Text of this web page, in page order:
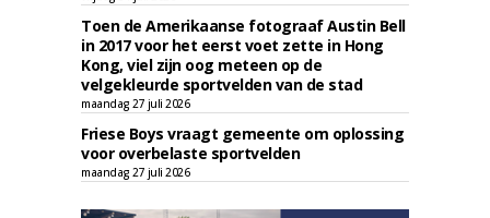
Toen de Amerikaanse fotograaf Austin Bell
in 2017 voor het eerst voet zette in Hong
Kong, viel zijn oog meteen op de
velgekleurde sportvelden van de stad
maandag 27 juli 2026
Friese Boys vraagt gemeente om oplossing
voor overbelaste sportvelden
maandag 27 juli 2026